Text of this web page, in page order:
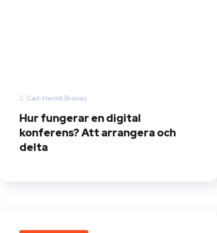
Carl-Henrik Bronäs
Hur fungerar en digital
konferens? Att arrangera och
delta